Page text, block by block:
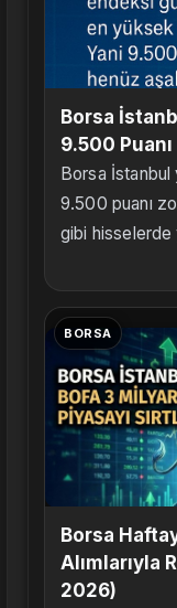
Borsa
9.500
Borsa
9.500 puanı
gibi hisselerde
BORSA
Borsa
Alımlarıyla
2026)